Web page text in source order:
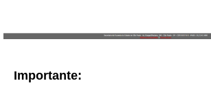
Importante: